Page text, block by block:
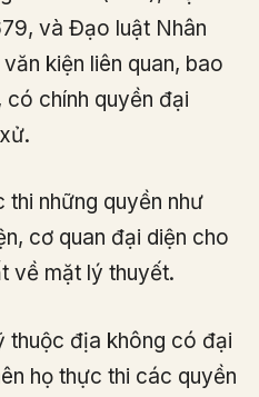
và Đạo luật Nhân
kiện liên quan, bao
có chính quyền đại
những quyền như
cơ quan đại diện cho
về mặt lý thuyết.
thuộc địa không có đại
họ thực thi các quyền